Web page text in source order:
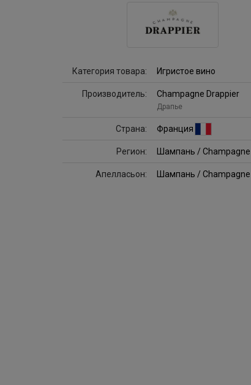
Категория товара: Игристое вино
Производитель: Champagne Drappier
Драпье
Страна: Франция
Регион: Шампань / Champagne
Апелласьон: Шампань / Champagne